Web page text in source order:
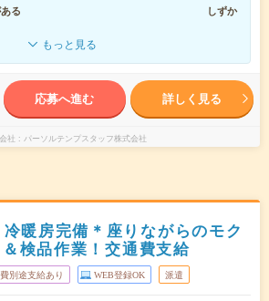
る
しずか
もっと見る
応募へ進む 詳しく見る
社 パーソルテンプスタッフ株式会社
冷暖房完備＊座りながらのモク
検品作業！交通費支給
別途支給あり WEB登録OK 派遣